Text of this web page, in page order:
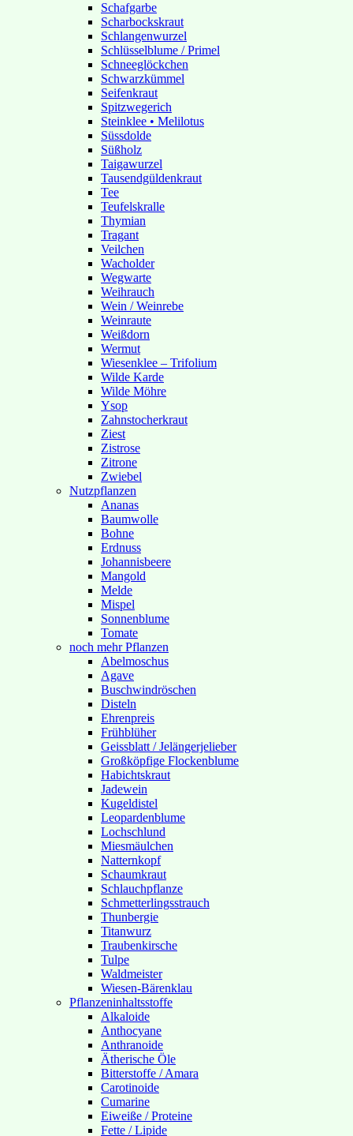
Schafgarbe
Scharbockskraut
Schlangenwurzel
Schlüsselblume / Primel
Schneeglöckchen
Schwarzkümmel
Seifenkraut
Spitzwegerich
Steinklee • Melilotus
Süssdolde
Süßholz
Taigawurzel
Tausendgüldenkraut
Tee
Teufelskralle
Thymian
Tragant
Veilchen
Wacholder
Wegwarte
Weihrauch
Wein / Weinrebe
Weinraute
Weißdorn
Wermut
Wiesenklee – Trifolium
Wilde Karde
Wilde Möhre
Ysop
Zahnstocherkraut
Ziest
Zistrose
Zitrone
Zwiebel
Nutzpflanzen
Ananas
Baumwolle
Bohne
Erdnuss
Johannisbeere
Mangold
Melde
Mispel
Sonnenblume
Tomate
noch mehr Pflanzen
Abelmoschus
Agave
Buschwindröschen
Disteln
Ehrenpreis
Frühblüher
Geissblatt / Jelängerjelieber
Großköpfige Flockenblume
Habichtskraut
Jadewein
Kugeldistel
Leopardenblume
Lochschlund
Miesmäulchen
Natternkopf
Schaumkraut
Schlauchpflanze
Schmetterlingsstrauch
Thunbergie
Titanwurz
Traubenkirsche
Tulpe
Waldmeister
Wiesen-Bärenklau
Pflanzeninhaltsstoffe
Alkaloide
Anthocyane
Anthranoide
Ätherische Öle
Bitterstoffe / Amara
Carotinoide
Cumarine
Eiweiße / Proteine
Fette / Lipide